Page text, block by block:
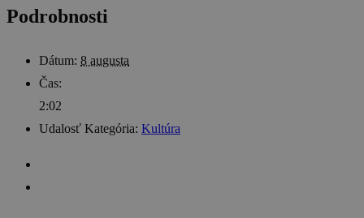
Podrobnosti
Dátum: 8 augusta
Čas:
2:02
Udalosť Kategória: Kultúra